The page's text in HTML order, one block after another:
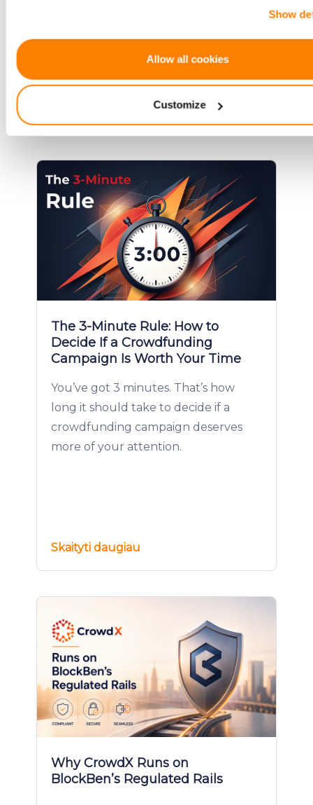
Collect information about your geographical location
be accurate to within several meters
Find out more about how your personal data is processed
your preferences in thedetails section.
We use cookies to provide website functionality, analyse
display customized page content and advertising. See more
Cookies policy
Show
Allow all cookies
Customize
The 3-Minute Rule: How to
Decide If a Crowdfunding
Campaign Is Worth Your Time
You’ve got 3 minutes. That’s how
long it should take to decide if a
crowdfunding campaign deserves
more of your attention.
Skaityti daugiau
Why CrowdX Runs on
BlockBen’s Regulated Rails